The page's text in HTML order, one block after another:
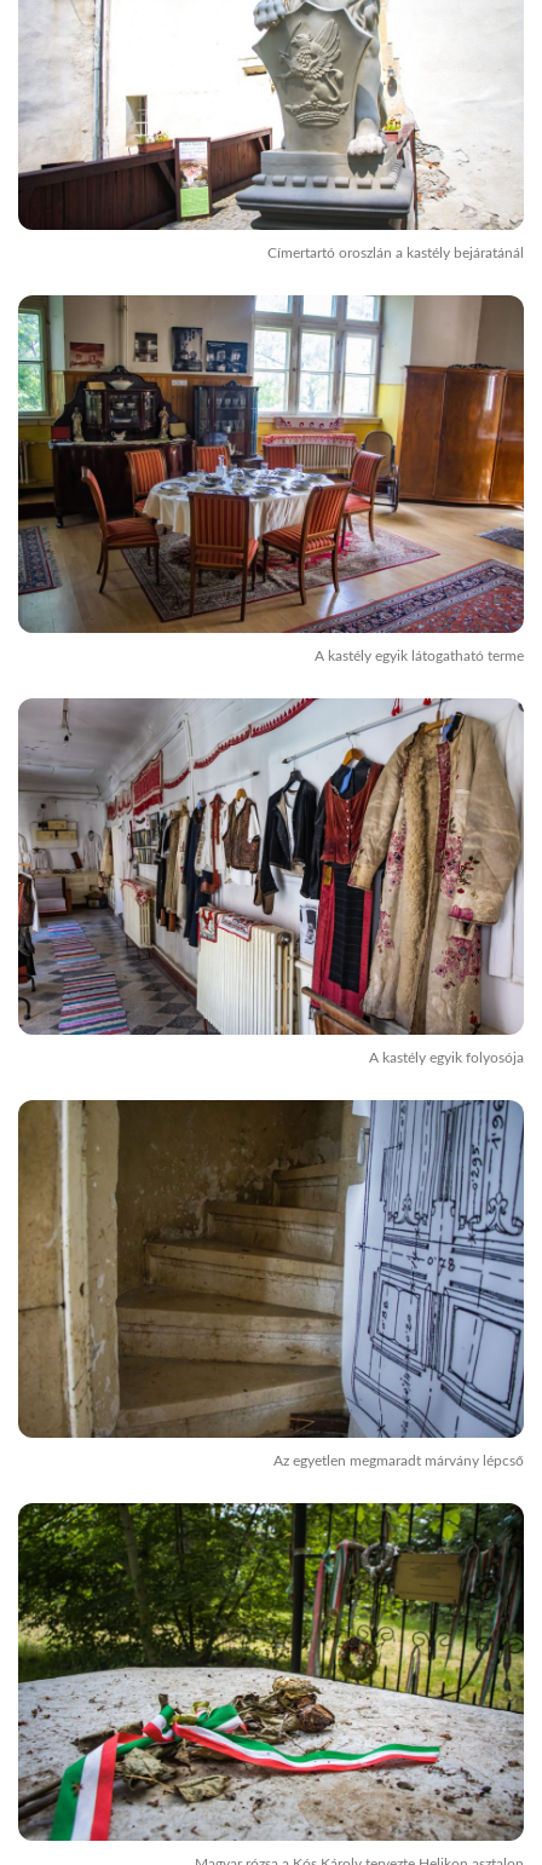
Címertartó oroszlán a kastély bejáratánál
A kastély egyik látogatható terme
A kastély egyik folyosója
Az egyetlen megmaradt márvány lépcső